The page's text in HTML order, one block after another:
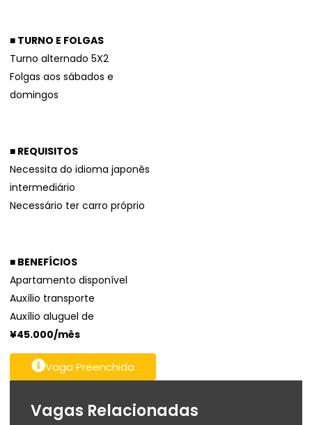
■ TURNO E FOLGAS
Turno alternado 5X2
Folgas aos sábados e
domingos
■ REQUISITOS
Necessita do idioma japonês
intermediário
Necessário ter carro próprio
■ BENEFÍCIOS
Apartamento disponível
Auxílio transporte
Auxílio aluguel de
¥45.000/mês
Vaga Preenchida
Vagas Relacionadas